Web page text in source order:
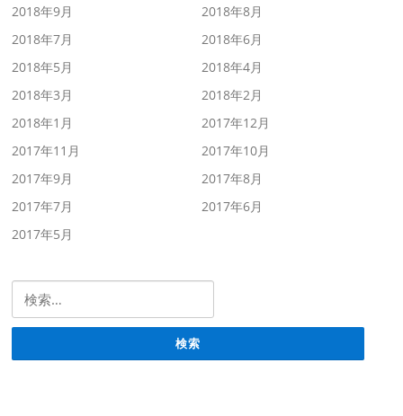
2018年9月
2018年8月
2018年7月
2018年6月
2018年5月
2018年4月
2018年3月
2018年2月
2018年1月
2017年12月
2017年11月
2017年10月
2017年9月
2017年8月
2017年7月
2017年6月
2017年5月
検索: